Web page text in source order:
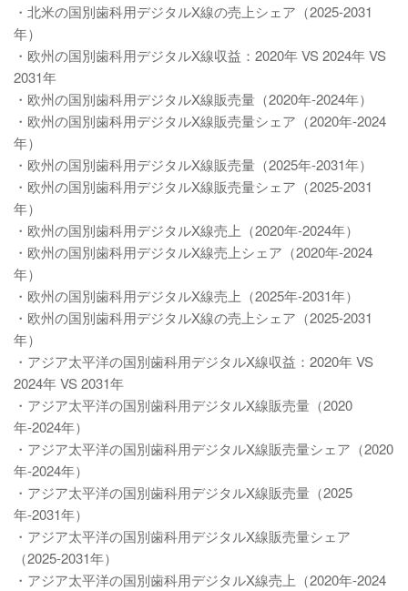
・北米の国別歯科用デジタルX線の売上シェア（2025-2031
年）
・欧州の国別歯科用デジタルX線収益：2020年 VS 2024年 VS
2031年
・欧州の国別歯科用デジタルX線販売量（2020年-2024年）
・欧州の国別歯科用デジタルX線販売量シェア（2020年-2024
年）
・欧州の国別歯科用デジタルX線販売量（2025年-2031年）
・欧州の国別歯科用デジタルX線販売量シェア（2025-2031
年）
・欧州の国別歯科用デジタルX線売上（2020年-2024年）
・欧州の国別歯科用デジタルX線売上シェア（2020年-2024
年）
・欧州の国別歯科用デジタルX線売上（2025年-2031年）
・欧州の国別歯科用デジタルX線の売上シェア（2025-2031
年）
・アジア太平洋の国別歯科用デジタルX線収益：2020年 VS
2024年 VS 2031年
・アジア太平洋の国別歯科用デジタルX線販売量（2020
年-2024年）
・アジア太平洋の国別歯科用デジタルX線販売量シェア（2020
年-2024年）
・アジア太平洋の国別歯科用デジタルX線販売量（2025
年-2031年）
・アジア太平洋の国別歯科用デジタルX線販売量シェア
（2025-2031年）
・アジア太平洋の国別歯科用デジタルX線売上（2020年-2024